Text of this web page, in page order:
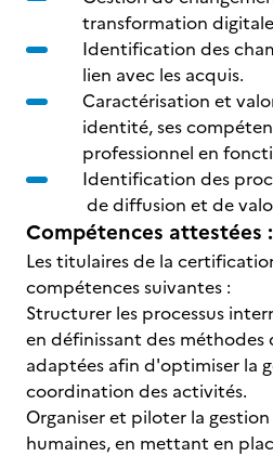
transformation
Identification des
lien avec les acquis.
Caractérisation et
identité, ses
professionnel en
Identification des
de diffusion et de
Compétences attestées :
Les titulaires de la
compétences suivantes :
Structurer les processus
en définissant des
adaptées afin d'optimiser la
coordination des activités.
Organiser et piloter la gestion
humaines, en mettant en